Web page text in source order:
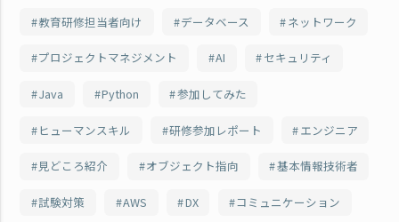
教育研修担当者向け データベース ネットワーク
プロジェクトマネジメント AI セキュリティ
Java Python 参加してみた
ヒューマンスキル 研修参加レポート エンジニア
見どころ紹介 オブジェクト指向 基本情報技術者
試験対策 AWS DX コミュニケーション